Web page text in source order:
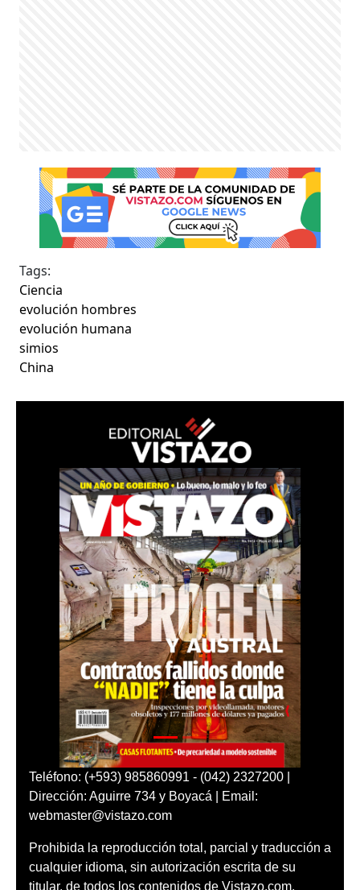
Tags:
Ciencia
evolución hombres
evolución humana
simios
China
Teléfono: (+593) 985860991 - (042) 2327200 |
Dirección: Aguirre 734 y Boyacá | Email:
webmaster@vistazo.com
Prohibida la reproducción total, parcial y traducción a
cualquier idioma, sin autorización escrita de su
titular, de todos los contenidos de Vistazo.com.